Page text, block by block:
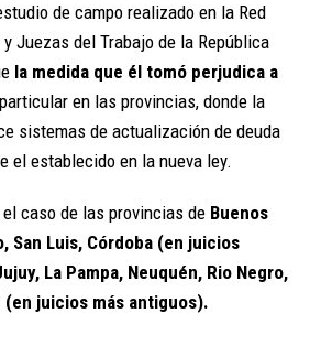
de campo realizado en la Red
Juezas del Trabajo de la República
la medida que él tomó perjudica a
en las provincias, donde la
sistemas de actualización de deuda
el establecido en la nueva ley.
caso de las provincias de Buenos
San Luis, Córdoba (en juicios
La Pampa, Neuquén, Rio Negro,
(en juicios más antiguos).